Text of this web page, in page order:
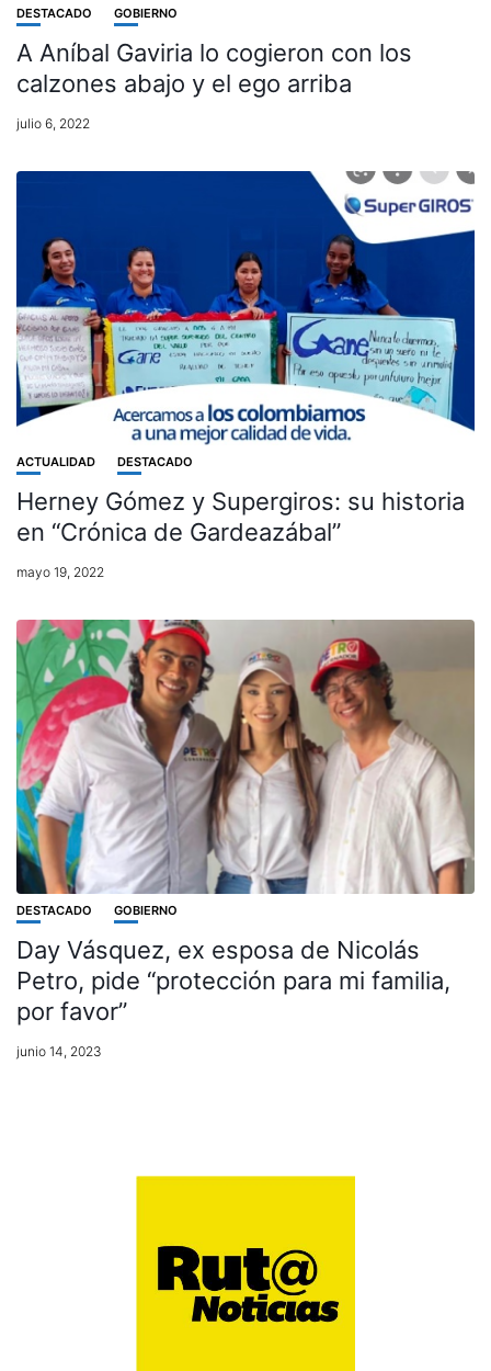
DESTACADO GOBIERNO
A Aníbal Gaviria lo cogieron con los
calzones abajo y el ego arriba
julio 6, 2022
ACTUALIDAD DESTACADO
Herney Gómez y Supergiros: su historia
en “Crónica de Gardeazábal”
mayo 19, 2022
DESTACADO GOBIERNO
Day Vásquez, ex esposa de Nicolás
Petro, pide “protección para mi familia,
por favor”
junio 14, 2023